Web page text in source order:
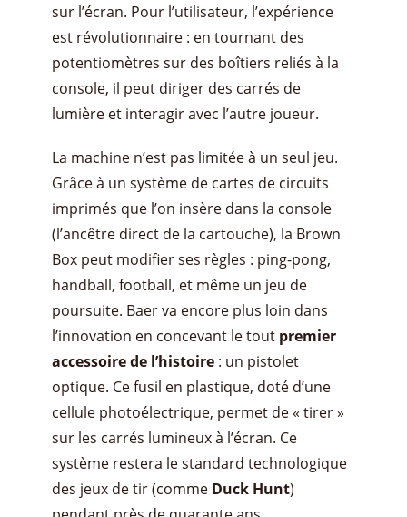
sur l’écran. Pour l’utilisateur, l’expérience
est révolutionnaire : en tournant des
potentiomètres sur des boîtiers reliés à la
console, il peut diriger des carrés de
lumière et interagir avec l’autre joueur.
La machine n’est pas limitée à un seul jeu.
Grâce à un système de cartes de circuits
imprimés que l’on insère dans la console
(l’ancêtre direct de la cartouche), la Brown
Box peut modifier ses règles : ping-pong,
handball, football, et même un jeu de
poursuite. Baer va encore plus loin dans
l’innovation en concevant le tout premier
accessoire de l’histoire : un pistolet
optique. Ce fusil en plastique, doté d’une
cellule photoélectrique, permet de « tirer »
sur les carrés lumineux à l’écran. Ce
système restera le standard technologique
des jeux de tir (comme Duck Hunt)